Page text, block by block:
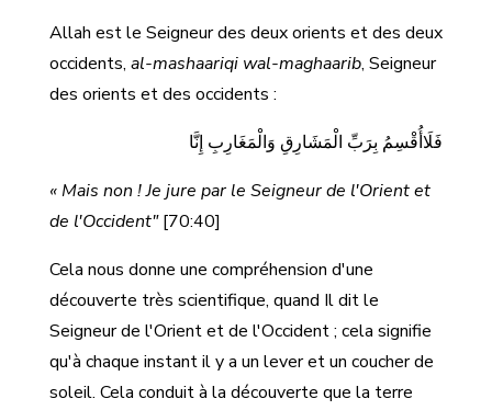
Allah est le Seigneur des deux orients et des deux
occidents, al-mashaariqi wal-maghaarib, Seigneur
des orients et des occidents :
فَلَاأُقْسِمُ بِرَبِّ الْمَشَارِقِ وَالْمَغَارِبِ إِنَّا
« Mais non ! Je jure par le Seigneur de l'Orient et
de l'Occident"[70:40]
Cela nous donne une compréhension d'une
découverte très scientifique, quand Il dit le
Seigneur de l'Orient et de l'Occident ; cela signifie
qu'à chaque instant il y a un lever et un coucher de
soleil. Cela conduit à la découverte que la terre